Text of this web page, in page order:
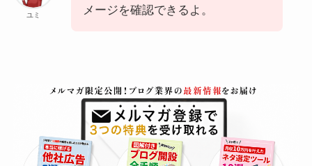
ユミ
メージを確認できるよ。